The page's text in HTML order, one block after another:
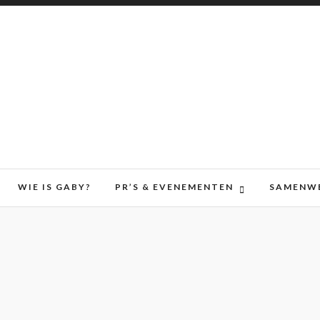
WIE IS GABY? PR’S & EVENEMENTEN